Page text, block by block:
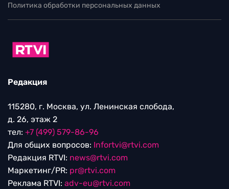
Политика обработки персональных данных
Редакция
115280, г. Москва, ул. Ленинская слобода,
д. 26, этаж 2
тел: +7 (499) 579-86-96
Для общих вопросов: Infortvi@rtvi.com
Редакция RTVI: news@rtvi.com
Маркетинг/PR: pr@rtvi.com
Реклама RTVI: adv-eu@rtvi.com